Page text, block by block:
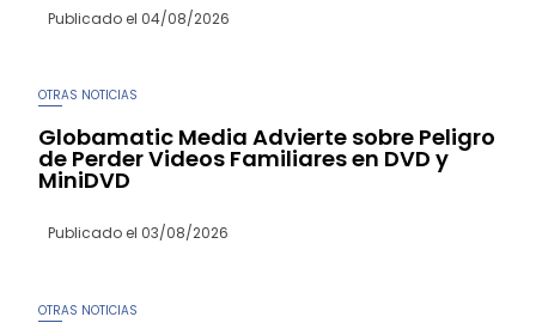
Publicado el 04/08/2026
OTRAS NOTICIAS
Globamatic Media Advierte sobre Peligro
de Perder Videos Familiares en DVD y
MiniDVD
Publicado el 03/08/2026
OTRAS NOTICIAS